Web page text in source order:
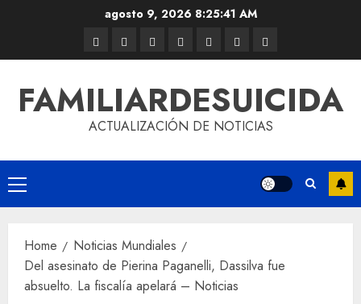
agosto 9, 2026 8:25:41 AM
FAMILIARDESUICIDA
ACTUALIZACIÓN DE NOTICIAS
Home
Noticias Mundiales
Del asesinato de Pierina Paganelli, Dassilva fue
absuelto. La fiscalía apelará – Noticias